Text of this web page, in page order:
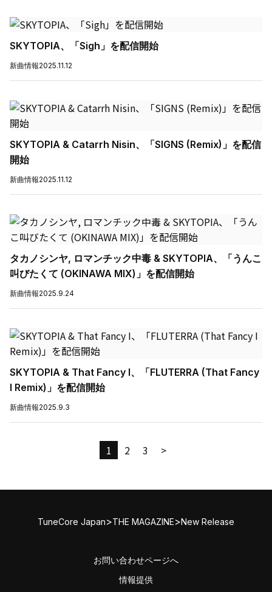
SKYTOPIA、「Sigh」を配信開始
新曲情報2025.11.12
SKYTOPIA & Catarrh Nisin、「SIGNS (Remix)」を配信
開始
新曲情報2025.11.12
タカノシンヤ, ロマンチック中毒 & SKYTOPIA、「うんこ
叫びたくて (OKINAWA MIX)」を配信開始
新曲情報2025.9.24
SKYTOPIA & That Fancy I、「FLUTERRA (That Fancy
I Remix)」を配信開始
新曲情報2025.9.3
1 2 3 >
TuneCore Japan>THE MAGAZINE>New Release
お問い合わせページへ
情報提供